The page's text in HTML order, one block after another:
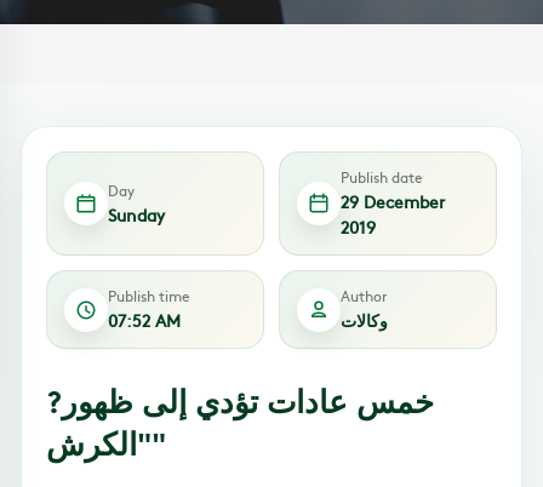
Day
Sunday
Publish date
29 December
2019
Publish time
07:52 AM
Author
وكالات
?خمس عادات تؤدي إلى ظهور
"الكرش"